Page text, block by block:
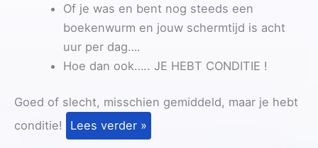
Of je was en bent nog steeds een
boekenwurm en jouw schermtijd is acht
uur per dag….
Hoe dan ook….. JE HEBT CONDITIE !
Goed of slecht, misschien gemiddeld, maar je hebt
conditie!
Lees verder »